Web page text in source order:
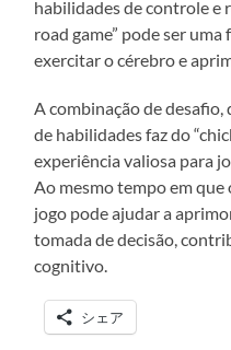
habilidades de controle e
road game” pode ser
exercitar o cérebro e
A combinação de
de habilidades faz do
experiência valiosa para
Ao mesmo tempo em
jogo pode ajudar a
tomada de decisão,
cognitivo.
シェア